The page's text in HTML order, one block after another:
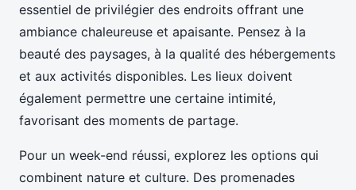
essentiel de privilégier des endroits offrant une
ambiance chaleureuse et apaisante. Pensez à la
beauté des paysages, à la qualité des hébergements
et aux activités disponibles. Les lieux doivent
également permettre une certaine intimité,
favorisant des moments de partage.
Pour un week-end réussi, explorez les options qui
combinent nature et culture. Des promenades